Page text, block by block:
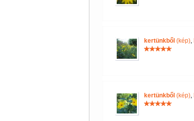
kertünkből (kép),
kertünkből (kép),